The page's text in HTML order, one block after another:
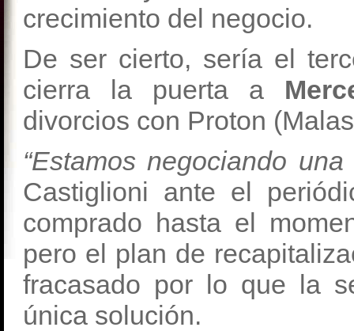
crecimiento del negocio.
De ser cierto, sería el
cierra la puerta a
divorcios con Proton
“Estamos negociando
Castiglioni ante el
comprado hasta el
pero el plan de
fracasado por lo que la
única solución.